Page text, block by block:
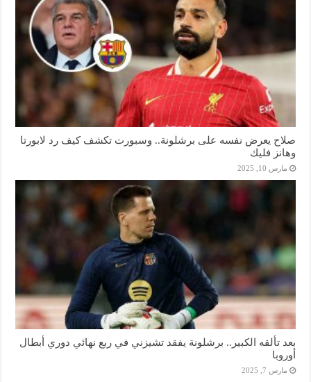
صلاح يعرض نفسه على برشلونة.. وسبورت تكشف كيف رد لابورتا
وهانز فليك
مارس 10, 2025
بعد تألقه الكبير.. برشلونة يفقد تشيزني في ربع نهائي دوري أبطال
أوروبا
مارس 7, 2025